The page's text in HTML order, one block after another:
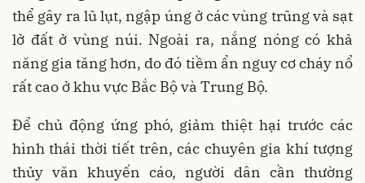
thể gây ra lũ lụt, ngập úng ở các vùng trũng và sạt
lở đất ở vùng núi. Ngoài ra, nắng nóng có khả
năng gia tăng hơn, do đó tiềm ẩn nguy cơ cháy nổ
rất cao ở khu vực Bắc Bộ và Trung Bộ.
Để chủ động ứng phó, giảm thiệt hại trước các
hình thái thời tiết trên, các chuyên gia khí tượng
thủy văn khuyến cáo, người dân cần thường